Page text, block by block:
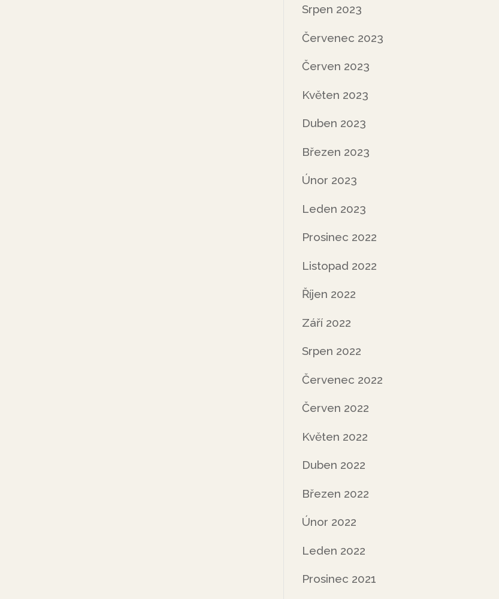
Srpen 2023
Červenec 2023
Červen 2023
Květen 2023
Duben 2023
Březen 2023
Únor 2023
Leden 2023
Prosinec 2022
Listopad 2022
Říjen 2022
Září 2022
Srpen 2022
Červenec 2022
Červen 2022
Květen 2022
Duben 2022
Březen 2022
Únor 2022
Leden 2022
Prosinec 2021